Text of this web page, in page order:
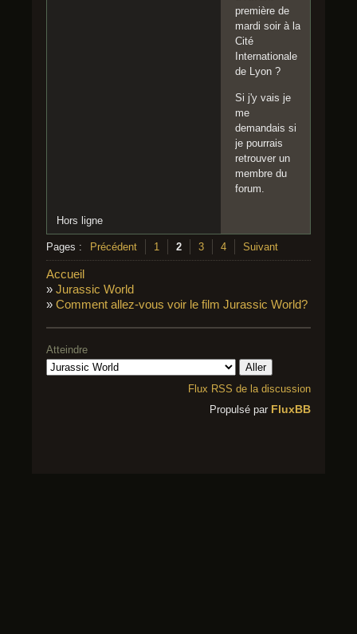
première de
mardi soir à la
Cité
Internationale
de Lyon ?
Si j'y vais je
me
demandais si
je pourrais
retrouver un
membre du
forum.
Hors ligne
Pages : Précédent 1 2 3 4 Suivant
Accueil
» Jurassic World
» Comment allez-vous voir le film Jurassic World?
Atteindre
Flux RSS de la discussion
Propulsé par FluxBB